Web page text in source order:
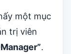
một mục
trị viên
.